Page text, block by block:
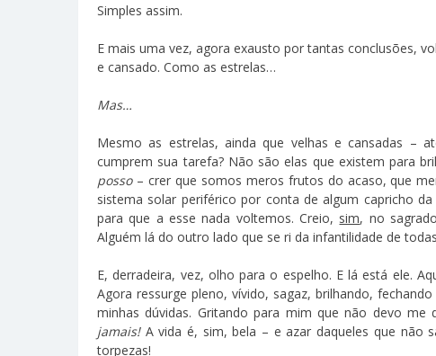
Simples assim.
E mais uma vez, agora exausto por tantas conclusões,
e cansado. Como as estrelas…
Mas…
Mesmo as estrelas, ainda que velhas e cansadas –
cumprem sua tarefa? Não são elas que existem para
posso– crer que somos meros frutos do acaso, que
sistema solar periférico por conta de algum capricho
para que a esse nada voltemos. Creio, sim, no
Alguém lá do outro lado que se ri da infantilidade de
E, derradeira, vez, olho para o espelho. E lá está ele.
Agora ressurge pleno, vívido, sagaz, brilhando,
minhas dúvidas. Gritando para mim que não devo
jamais!A vida é, sim, bela – e azar daqueles que não
torpezas!